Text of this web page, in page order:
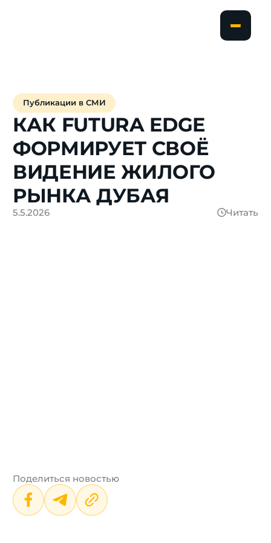
Публикации в СМИ
КАК FUTURA EDGE
ФОРМИРУЕТ СВОЁ
ВИДЕНИЕ ЖИЛОГО
РЫНКА ДУБАЯ
5.5.2026 Читать
Поделиться новостью